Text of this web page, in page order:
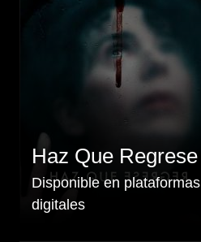
Haz Que Regrese
Disponible en plataformas
digitales